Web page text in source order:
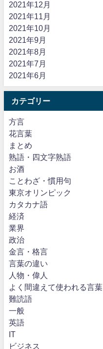
2021年12月
2021年11月
2021年10月
2021年9月
2021年8月
2021年7月
2021年6月
カテゴリー
方言
花言葉
まとめ
熟語・四文字熟語
お酒
ことわざ・慣用句
東京オリンピック
カタカナ語
経済
業界
政治
金言・格言
言葉の違い
人物・偉人
よく間違えて使われる言葉
難読語
一般
英語
IT
ビジネス